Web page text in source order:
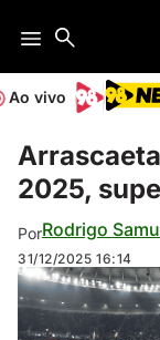
Ao vivo
2025,
PorRodrigo
31/12/2025 16:14